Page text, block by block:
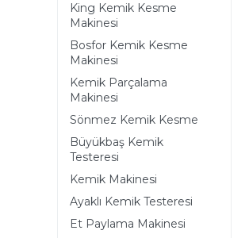
King Kemik Kesme
Makinesi
Bosfor Kemik Kesme
Makinesi
Kemik Parçalama
Makinesi
Sönmez Kemik Kesme
Büyükbaş Kemik
Testeresi
Kemik Makinesi
Ayaklı Kemik Testeresi
Et Paylama Makinesi